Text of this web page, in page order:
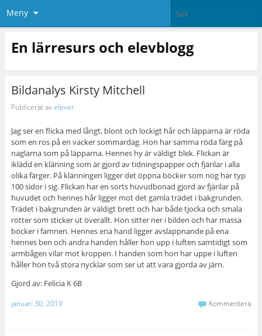
Meny
En lärresurs och elevblogg
Bildanalys Kirsty Mitchell
Publicerat avelever
Jag ser en flicka med långt, blont och lockigt hår och läpparna är röda
som en ros på en vacker sommardag. Hon har samma röda färg på
naglarna som på läpparna. Hennes hy är väldigt blek. Flickan är
iklädd en klänning som är gjord av tidningspapper och fjärilar i alla
olika färger. På klänningen ligger det öppna böcker som nog har typ
100 sidor i sig. Flickan har en sorts huvudbonad gjord av fjärilar på
huvudet och hennes hår ligger mot det gamla trädet i bakgrunden.
Trädet i bakgrunden är väldigt brett och har både tjocka och smala
rötter som sticker ut överallt. Hon sitter ner i bilden och har massa
böcker i famnen. Hennes ena hand ligger avslappnande på ena
hennes ben och andra handen håller hon upp i luften samtidigt som
armbågen vilar mot kroppen. I handen som hon har uppe i luften
håller hon två stora nycklar som ser ut att vara gjorda av järn.
Gjord av: Felicia K 6B
januari 30, 2019 Kommentera